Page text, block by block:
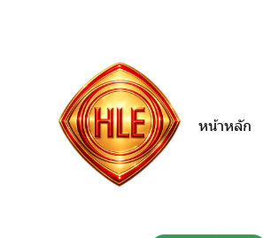
หน้าหลัก